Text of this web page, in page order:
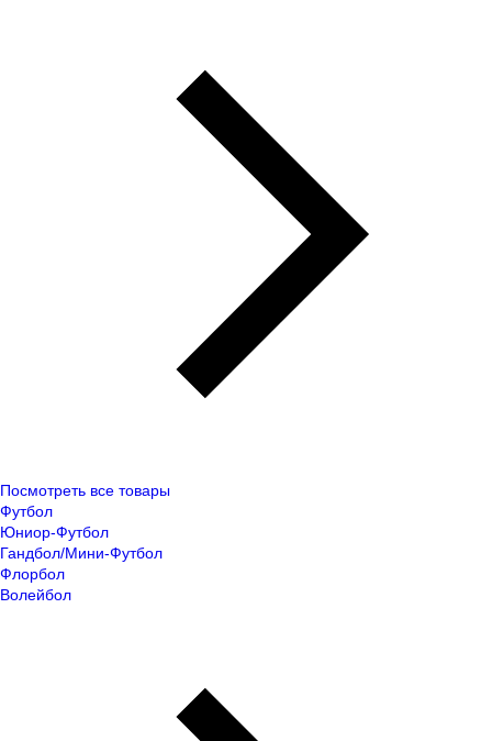
Посмотреть все товары
Футбол
Юниор-Футбол
Гандбол/Мини-Футбол
Флорбол
Волейбол